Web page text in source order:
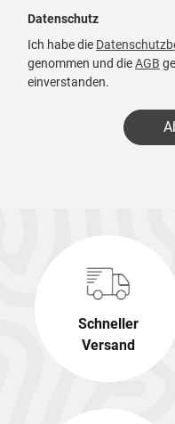
Datenschutz
Ich habe die
genommen und dieAGB
einverstanden.
Schneller
Versand